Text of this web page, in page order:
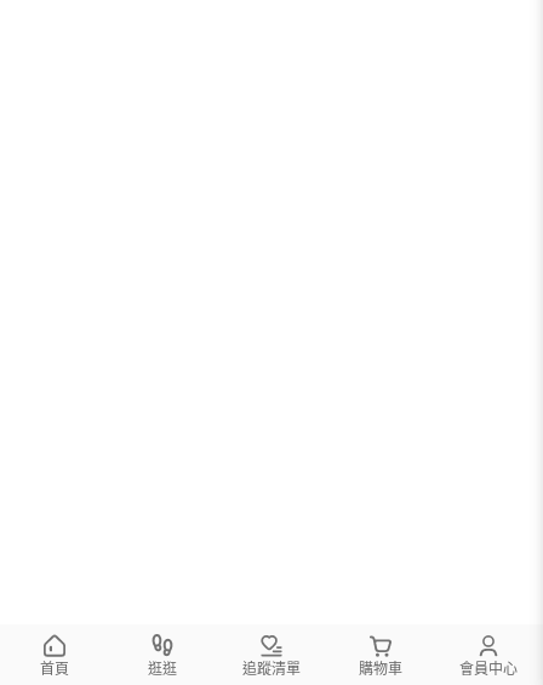
首頁 逛逛 追蹤清單 購物車 會員中心